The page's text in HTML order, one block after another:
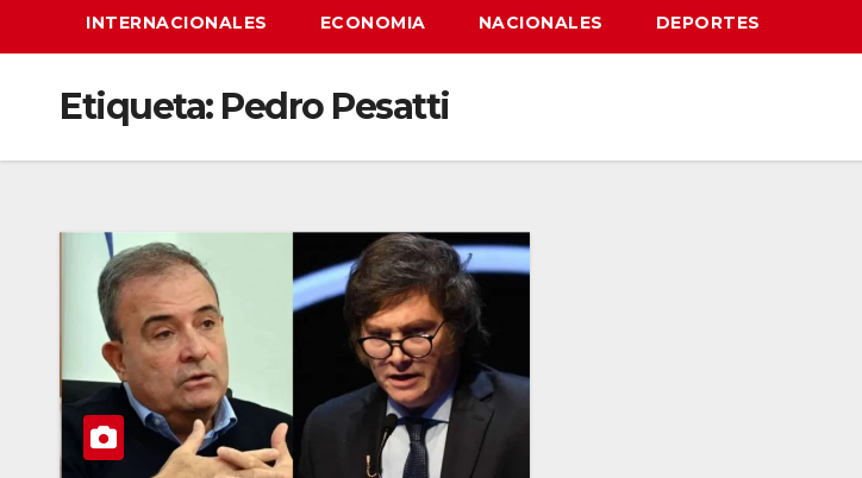
INTERNACIONALES ECONOMIA NACIONALES DEPORTES
Etiqueta: Pedro Pesatti